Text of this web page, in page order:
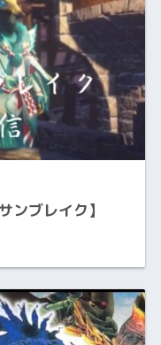
サンブレイク】